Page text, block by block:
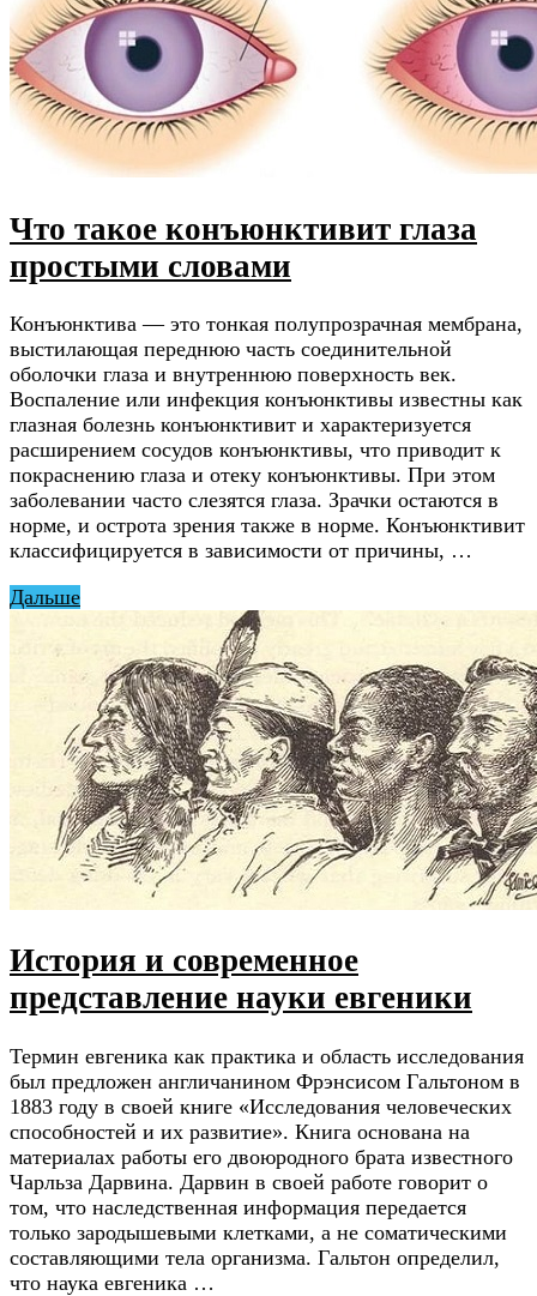
Что такое конъюнктивит глаза
простыми словами
Конъюнктива — это тонкая полупрозрачная мембрана,
выстилающая переднюю часть соединительной
оболочки глаза и внутреннюю поверхность век.
Воспаление или инфекция конъюнктивы известны как
глазная болезнь конъюнктивит и характеризуется
расширением сосудов конъюнктивы, что приводит к
покраснению глаза и отеку конъюнктивы. При этом
заболевании часто слезятся глаза. Зрачки остаются в
норме, и острота зрения также в норме. Конъюнктивит
классифицируется в зависимости от причины, …
Дальше
История и современное
представление науки евгеники
Термин евгеника как практика и область исследования
был предложен англичанином Фрэнсисом Гальтоном в
1883 году в своей книге «Исследования человеческих
способностей и их развитие». Книга основана на
материалах работы его двоюродного брата известного
Чарльза Дарвина. Дарвин в своей работе говорит о
том, что наследственная информация передается
только зародышевыми клетками, а не соматическими
составляющими тела организма. Гальтон определил,
что наука евгеника …